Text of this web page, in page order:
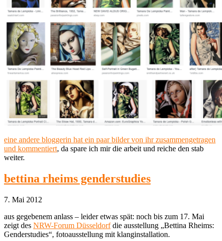
eine andere bloggerin hat ein paar bilder von ihr zusammengetragen
und kommentiert, da spare ich mir die arbeit und reiche den stab
weiter.
bettina rheims genderstudies
7. Mai 2012
aus gegebenem anlass – leider etwas spät: noch bis zum 17. Mai
zeigt des NRW-Forum Düsseldorfdie ausstellung „Bettina Rheims:
Genderstudies“, fotoausstellung mit klanginstallation.